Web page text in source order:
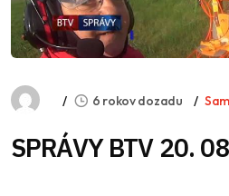
6 rokov dozadu
SPRÁVY BTV 20.